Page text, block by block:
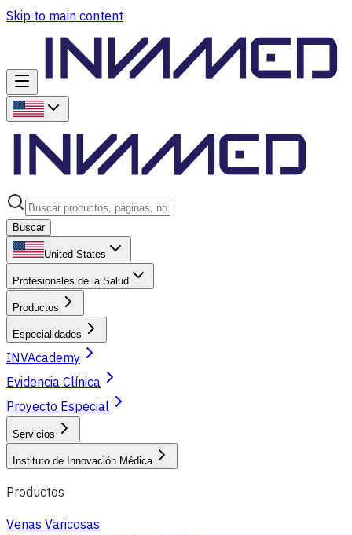
Skip to main content
Buscar
United States
Profesionales de la Salud
Productos
Especialidades
INVAcademy
Evidencia Clínica
Proyecto Especial
Servicios
Instituto de Innovación Médica
Productos
Venas Varicosas